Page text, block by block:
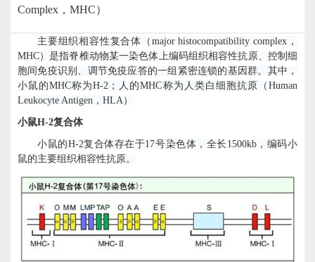
Complex，MHC）
主要组织相容性复合体（ major histocompatibility complex ，
MHC）是指脊椎动物某一染色体上编码组织相容性抗原、控制细
胞间免疫识别、调节免疫应答的一组紧密连锁的基因群。其中，
小鼠的MHC称为H-2 ；人的MHC称为人类白细胞抗原（Human
Leukocyte Antigen ， HLA）
小鼠H-2复合体
小鼠的H-2复合体存在于17号染色体，全长 1500kb，编码小
鼠的主要组织相容性抗原。